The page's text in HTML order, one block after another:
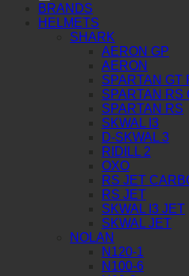
BRANDS
HELMETS
SHARK
AERON GP
AERON
SPARTAN GT
SPARTAN RS
SPARTAN RS
SKWAL I3
D-SKWAL 3
RIDILL 2
OXO
RS JET
RS JET
SKWAL I3 JET
SKWAL JET
NOLAN
N120-1
N100-6